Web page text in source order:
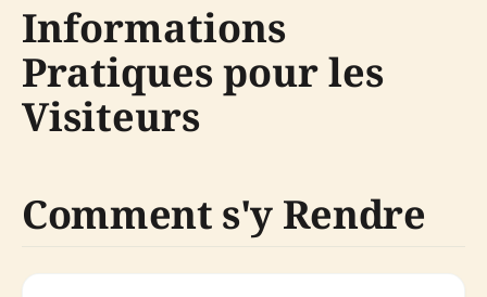
Informations
Pratiques pour les
Visiteurs
Comment s'y Rendre